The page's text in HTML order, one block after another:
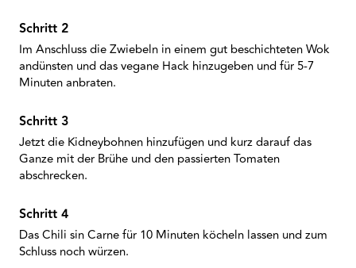
Im Anschluss die Zwiebeln in einem gut beschichteten Wok
andünsten und das vegane Hack hinzugeben und für 5-7
Minuten anbraten.
Jetzt die Kidneybohnen hinzufügen und kurz darauf das
Ganze mit der Brühe und den passierten Tomaten
abschrecken.
Das Chili sin Carne für 10 Minuten köcheln lassen und zum
Schluss noch würzen.